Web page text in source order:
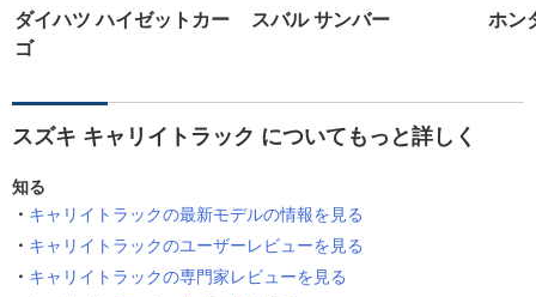
ダイハツ ハイゼットカー
ゴ
スバル サンバー ホン
スズキ キャリイトラック についてもっと詳しく
知る
キャリイトラックの最新モデルの情報を見る
キャリイトラックのユーザーレビューを見る
キャリイトラックの専門家レビューを見る